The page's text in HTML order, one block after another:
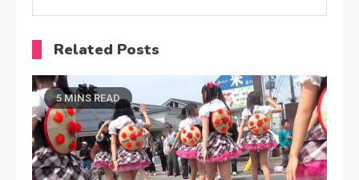
Related Posts
5 MINS READ